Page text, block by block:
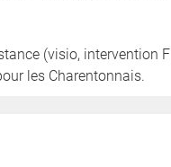
(visio, intervention
les Charentonnais.